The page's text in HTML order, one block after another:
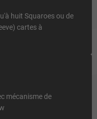
huit Squaroes ou de
cartes à
mécanisme de